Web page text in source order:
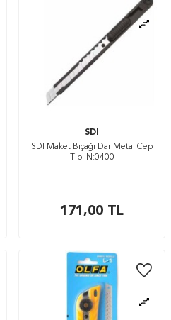
SDI
SDI Maket Bıçağı Dar Metal Cep
Tipi N:0400
171,00 TL